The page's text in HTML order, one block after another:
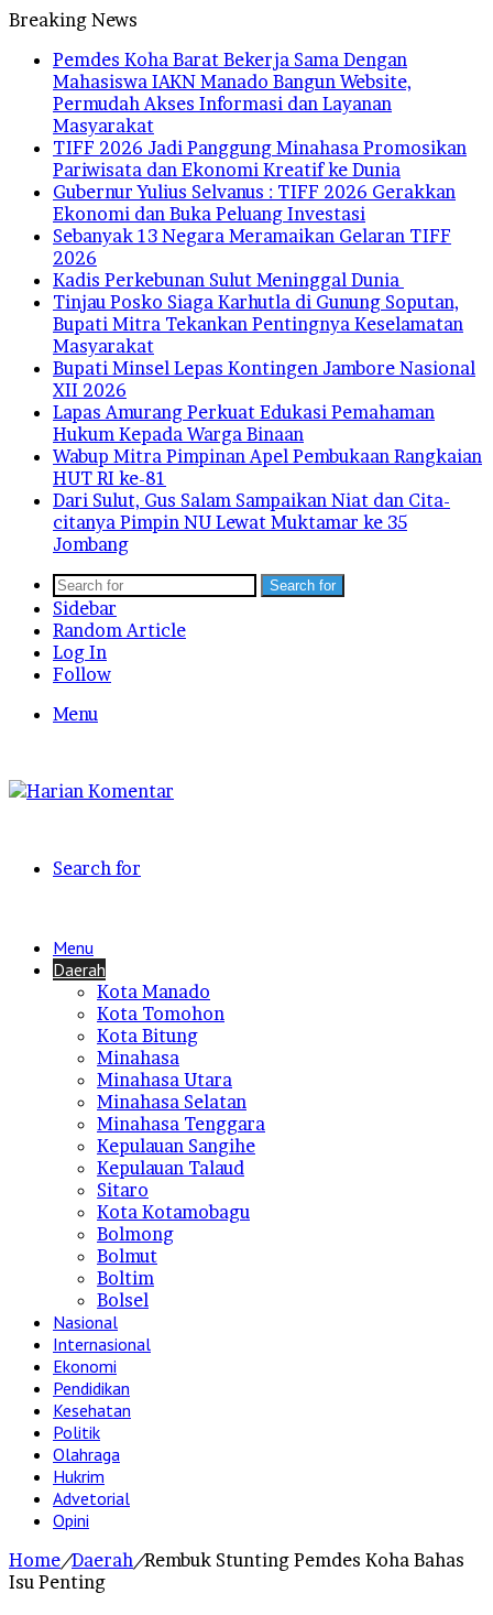
Breaking News
Pemdes Koha Barat Bekerja Sama Dengan
Mahasiswa IAKN Manado Bangun Website,
Permudah Akses Informasi dan Layanan
Masyarakat
TIFF 2026 Jadi Panggung Minahasa Promosikan
Pariwisata dan Ekonomi Kreatif ke Dunia
Gubernur Yulius Selvanus : TIFF 2026 Gerakkan
Ekonomi dan Buka Peluang Investasi
Sebanyak 13 Negara Meramaikan Gelaran TIFF
2026
Kadis Perkebunan Sulut Meninggal Dunia
Tinjau Posko Siaga Karhutla di Gunung Soputan,
Bupati Mitra Tekankan Pentingnya Keselamatan
Masyarakat
Bupati Minsel Lepas Kontingen Jambore Nasional
XII 2026
Lapas Amurang Perkuat Edukasi Pemahaman
Hukum Kepada Warga Binaan
Wabup Mitra Pimpinan Apel Pembukaan Rangkaian
HUT RI ke-81
Dari Sulut, Gus Salam Sampaikan Niat dan Cita-
citanya Pimpin NU Lewat Muktamar ke 35
Jombang
Search for
Sidebar
Random Article
Log In
Follow
Menu
Search for
Menu
Daerah
Kota Manado
Kota Tomohon
Kota Bitung
Minahasa
Minahasa Utara
Minahasa Selatan
Minahasa Tenggara
Kepulauan Sangihe
Kepulauan Talaud
Sitaro
Kota Kotamobagu
Bolmong
Bolmut
Boltim
Bolsel
Nasional
Internasional
Ekonomi
Pendidikan
Kesehatan
Politik
Olahraga
Hukrim
Advetorial
Opini
Home/Daerah/Rembuk Stunting Pemdes Koha Bahas
Isu Penting